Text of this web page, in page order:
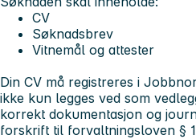
CV
Søknadsbrev
Vitnemål og attester
Din CV må registreres i
ikke kun legges ved som
korrekt dokumentasjon og
forskrift til forvaltningsloven §